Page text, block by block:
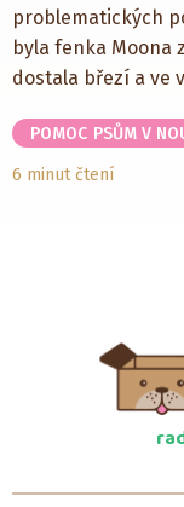
problematických
byla fenka Moona
dostala březí a ve
POMOC PSŮM V
6 minut čtení